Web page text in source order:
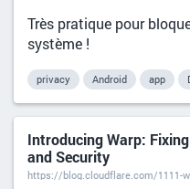
Très pratique pour
système !
privacy Android app
Introducing Warp:
and Security
https://blog.cloudflare.com/1111-